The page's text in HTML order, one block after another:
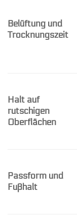
Belüftung und
Trocknungszeit
Halt auf
rutschigen
Oberflächen
Passform und
Fußhalt